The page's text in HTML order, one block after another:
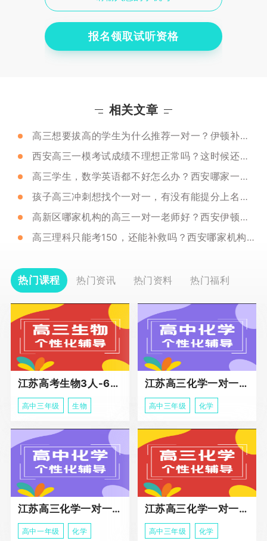
报名领取试听资格
相关文章
高三想要拔高的学生为什么推荐一对一？伊顿补习学校的一对一怎么样？
西安高三一模考试成绩不理想正常吗？这时候还能不能上一对一？
高三学生，数学英语都不好怎么办？西安哪家一对一效果好？
孩子高三冲刺想找个一对一，有没有能提分上名校的学校？
高新区哪家机构的高三一对一老师好？西安伊顿教育的优势是什么？
高三理科只能考150，还能补救吗？西安哪家机构的高三一对一好？
热门课程 热门资讯 热门资料 热门福利
江苏高考生物3人-6人小班助力课程
高中三年级 生物
江苏高三化学一对一个性化冲刺辅导
高中三年级 化学
江苏高三化学一对一个性化辅导
高中一年级 化学
江苏高三化学一对一冲刺辅导课程
高中三年级 化学